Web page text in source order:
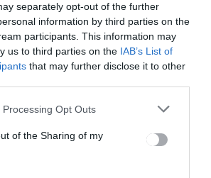
separately opt-out of the further
information by third parties on the
participants. This information may
us to third parties on the IAB’s List of
that may further disclose it to other
Opt Outs
of the Sharing of my
a